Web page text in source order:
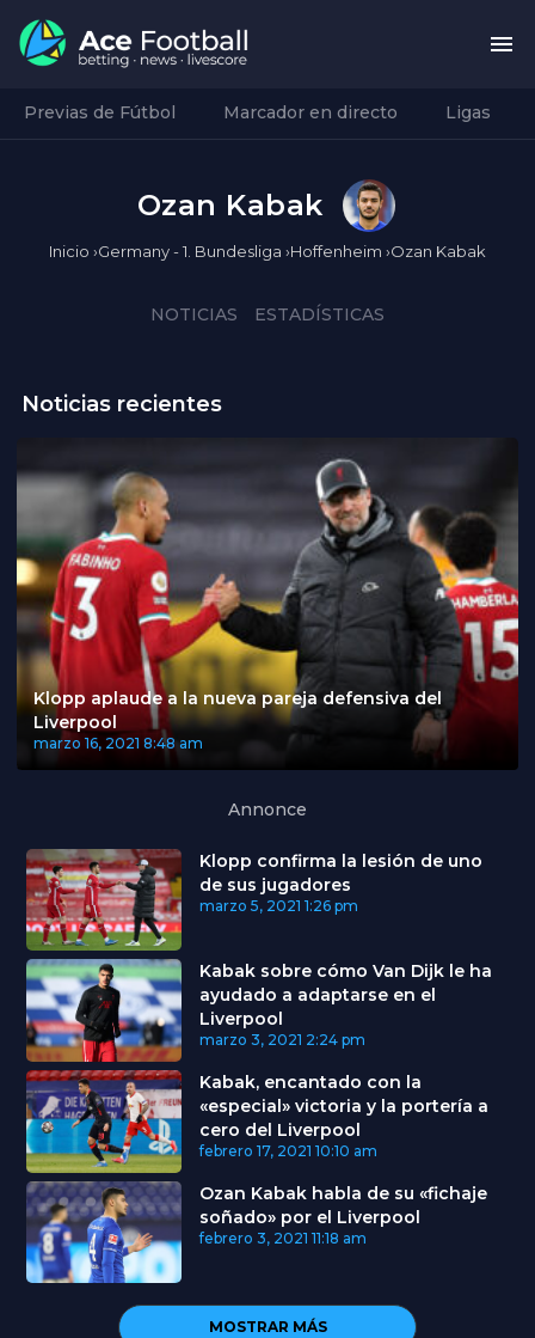
Previas de Fútbol Marcador en directo Ligas
Ozan Kabak
Inicio ›Germany - 1. Bundesliga ›Hoffenheim ›Ozan Kabak
NOTICIAS ESTADÍSTICAS
Noticias recientes
Klopp aplaude a la nueva pareja defensiva del
Liverpool
marzo 16, 2021 8:48 am
Annonce
Klopp confirma la lesión de uno
de sus jugadores
marzo 5, 2021 1:26 pm
Kabak sobre cómo Van Dijk le ha
ayudado a adaptarse en el
Liverpool
marzo 3, 2021 2:24 pm
Kabak, encantado con la
«especial» victoria y la portería a
cero del Liverpool
febrero 17, 2021 10:10 am
Ozan Kabak habla de su «fichaje
soñado» por el Liverpool
febrero 3, 2021 11:18 am
MOSTRAR MÁS